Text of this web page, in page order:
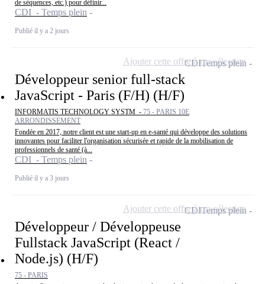
de séquences, etc.) pour définir...
CDI - Temps plein
Publié il y a 2 jours
Développeur senior full-stack
JavaScript - Paris (F/H) (H/F)
INFORMATIS TECHNOLOGY SYSTM - 75 - PARIS 10E
ARRONDISSEMENT
Fondée en 2017, notre client est une start-up en e-santé qui développe des solutions
innovantes pour faciliter l'organisation sécurisée et rapide de la mobilisation de
professionnels de santé (à...
CDI - Temps plein
Publié il y a 3 jours
CDITemps plein
Ajouter cette offre à ma sélection
Développeur / Développeuse
Fullstack JavaScript (React /
Node.js) (H/F)
75 - PARIS
CDITemps plein
Ajouter cette offre à ma sélection